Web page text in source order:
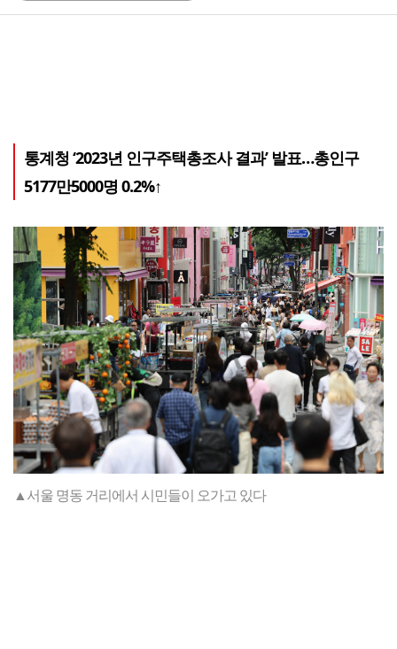
통계청 ‘2023년 인구주택총조사 결과’ 발표…총인구
5177만5000명 0.2%↑
▲서울 명동 거리에서 시민들이 오가고 있다